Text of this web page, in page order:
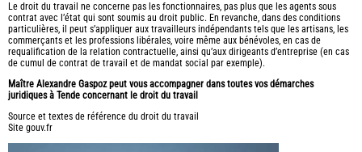
Le droit du travail ne concerne pas les fonctionnaires, pas plus que les agents sous
contrat avec l’état qui sont soumis au droit public. En revanche, dans des conditions
particulières, il peut s’appliquer aux travailleurs indépendants tels que les artisans, les
commerçants et les professions libérales, voire même aux bénévoles, en cas de
requalification de la relation contractuelle, ainsi qu’aux dirigeants d’entreprise (en cas
de cumul de contrat de travail et de mandat social par exemple).
Maître Alexandre Gaspoz peut vous accompagner dans toutes vos démarches
juridiques à Tende concernant le droit du travail
Source et textes de référence du droit du travail
Site gouv.fr